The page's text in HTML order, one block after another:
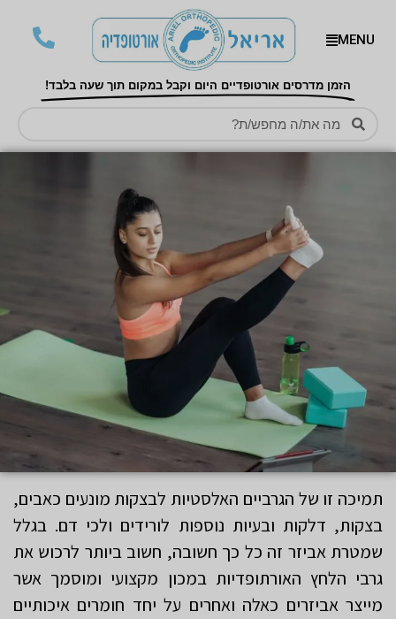
MENU
הזמן מדרסים אורטופדיים היום וקבל במקום תוך שעה בלבד!
תמיכה זו של הגרביים האלסטיות לבצקות מונעים כאבים,
בצקות, דלקות ובעיות נוספות לורידים ולכי דם. בגלל
שמטרת אביזר זה כל כך חשובה, חשוב ביותר לרכוש את
גרבי הלחץ האורתופדיות במכון מקצועי ומוסמך אשר
מייצר אביזרים כאלה ואחרים על יחד חומרים איכותיים